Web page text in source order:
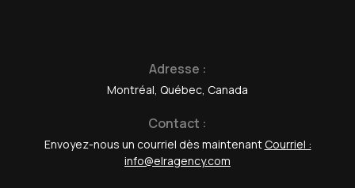
Adresse :
Montréal, Québec, Canada
Contact :
Envoyez-nous un courriel dès maintenant Courriel :
info@elragency.com